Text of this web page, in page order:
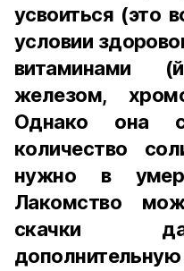
усвоиться (это
условии
витаминами
железом,
Однако она
количество
нужно в
Лакомство
скачки